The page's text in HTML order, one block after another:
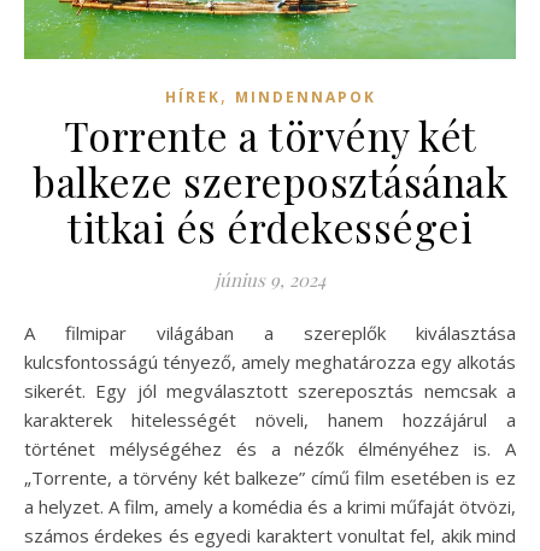
HÍREK, MINDENNAPOK
Torrente a törvény két
balkeze szereposztásának
titkai és érdekességei
június 9, 2024
A filmipar világában a szereplők kiválasztása
kulcsfontosságú tényező, amely meghatározza egy alkotás
sikerét. Egy jól megválasztott szereposztás nemcsak a
karakterek hitelességét növeli, hanem hozzájárul a
történet mélységéhez és a nézők élményéhez is. A
„Torrente, a törvény két balkeze” című film esetében is ez
a helyzet. A film, amely a komédia és a krimi műfaját ötvözi,
számos érdekes és egyedi karaktert vonultat fel, akik mind